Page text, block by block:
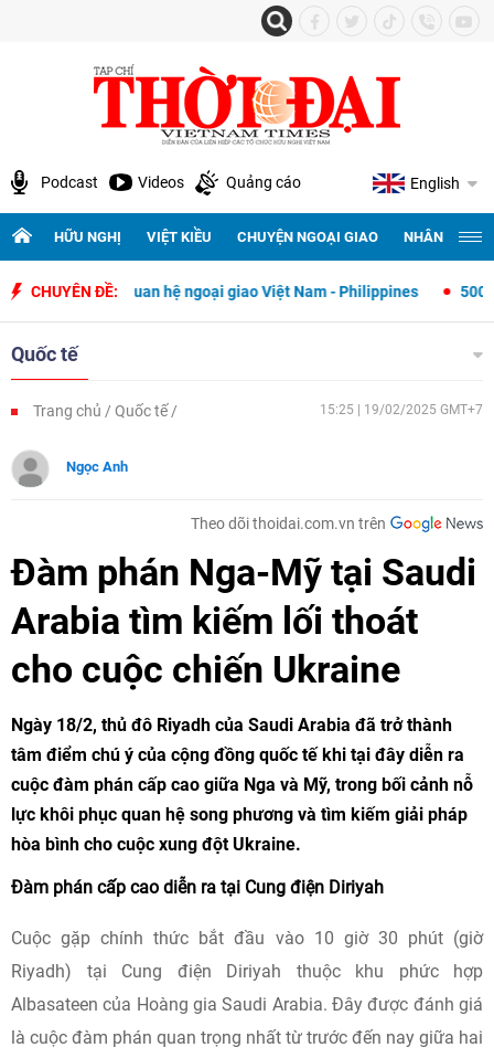
Podcast Videos Quảng cáo English
HỮU NGHỊ VIỆT KIỀU CHUYỆN NGOẠI GIAO NHÂN
CHUYÊN ĐỀ:
lập quan hệ ngoại giao Việt Nam - Philippines 500 ngày đêm
Quốc tế
Trang chủ Quốc tế 15:25 | 19/02/2025 GMT+7
Ngọc Anh
Theo dõi thoidai.com.vn trên
Đàm phán Nga-Mỹ tại Saudi
Arabia tìm kiếm lối thoát
cho cuộc chiến Ukraine
Ngày 18/2, thủ đô Riyadh của Saudi Arabia đã trở thành
tâm điểm chú ý của cộng đồng quốc tế khi tại đây diễn ra
cuộc đàm phán cấp cao giữa Nga và Mỹ, trong bối cảnh nỗ
lực khôi phục quan hệ song phương và tìm kiếm giải pháp
hòa bình cho cuộc xung đột Ukraine.
Đàm phán cấp cao diễn ra tại Cung điện Diriyah
Cuộc gặp chính thức bắt đầu vào 10 giờ 30 phút (giờ
Riyadh) tại Cung điện Diriyah thuộc khu phức hợp
Albasateen của Hoàng gia Saudi Arabia. Đây được đánh giá
là cuộc đàm phán quan trọng nhất từ trước đến nay giữa hai